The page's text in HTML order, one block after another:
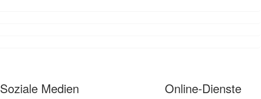
Soziale Medien Online-Dienste